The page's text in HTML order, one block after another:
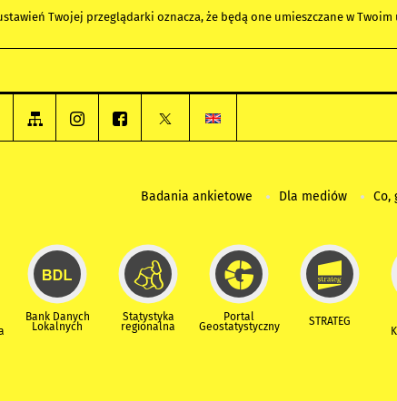
Twojej przeglądarki oznacza, że będą one umieszczane w
Badania ankietowe Dla mediów Co,
Bank Danych
Lokalnych
Statystyka
regionalna
Portal
Geostatystyczny STRATEG